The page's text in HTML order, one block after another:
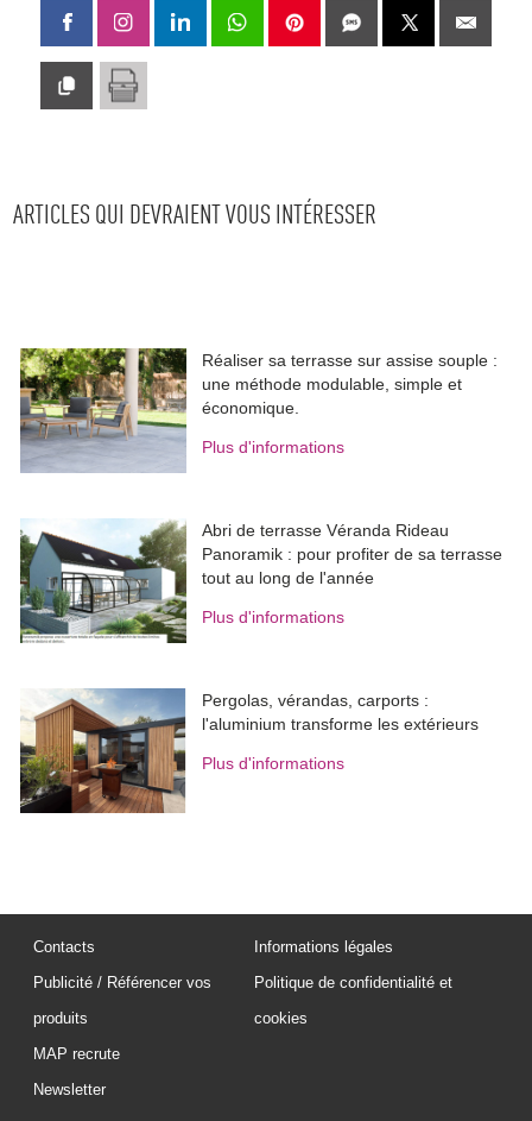
ARTICLES QUI DEVRAIENT VOUS INTÉRESSER
Réaliser sa terrasse sur assise souple :
une méthode modulable, simple et
économique.
Plus d'informations
Abri de terrasse Véranda Rideau
Panoramik : pour profiter de sa terrasse
tout au long de l'année
Plus d'informations
Pergolas, vérandas, carports :
l'aluminium transforme les extérieurs
Plus d'informations
Contacts
Publicité / Référencer vos
produits
MAP recrute
Newsletter
Informations légales
Politique de confidentialité et
cookies